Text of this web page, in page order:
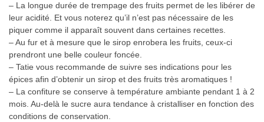
– La longue durée de trempage des fruits permet de les libérer de
leur acidité. Et vous noterez qu’il n’est pas nécessaire de les
piquer comme il apparaît souvent dans certaines recettes.
– Au fur et à mesure que le sirop enrobera les fruits, ceux-ci
prendront une belle couleur foncée.
– Tatie vous recommande de suivre ses indications pour les
épices afin d’obtenir un sirop et des fruits très aromatiques !
– La confiture se conserve à température ambiante pendant 1 à 2
mois. Au-delà le sucre aura tendance à cristalliser en fonction des
conditions de conservation.